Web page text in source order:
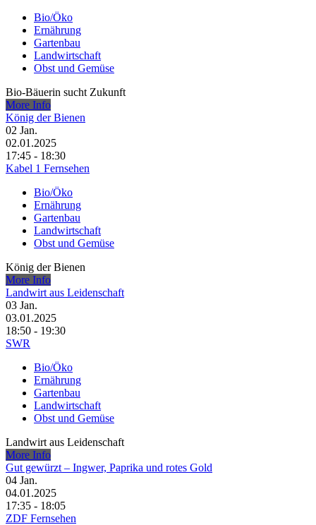
Bio/Öko
Ernährung
Gartenbau
Landwirtschaft
Obst und Gemüse
Bio-Bäuerin sucht Zukunft
More Info
König der Bienen
02 Jan.
02.01.2025
17:45 - 18:30
Kabel 1 Fernsehen
Bio/Öko
Ernährung
Gartenbau
Landwirtschaft
Obst und Gemüse
König der Bienen
More Info
Landwirt aus Leidenschaft
03 Jan.
03.01.2025
18:50 - 19:30
SWR
Bio/Öko
Ernährung
Gartenbau
Landwirtschaft
Obst und Gemüse
Landwirt aus Leidenschaft
More Info
Gut gewürzt – Ingwer, Paprika und rotes Gold
04 Jan.
04.01.2025
17:35 - 18:05
ZDF Fernsehen